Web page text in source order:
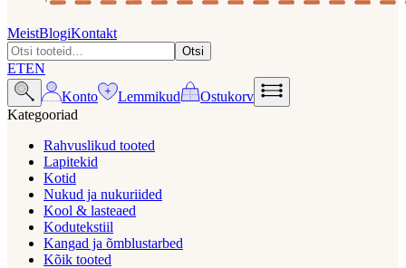
MeistBlogiKontakt
Otsi
ETEN
Konto
Lemmikud
Ostukorv
Kategooriad
Rahvuslikud tooted
Lapitekid
Kotid
Nukud ja nukuriided
Kool & lasteaed
Kodutekstiil
Kangad ja õmblustarbed
Kõik tooted